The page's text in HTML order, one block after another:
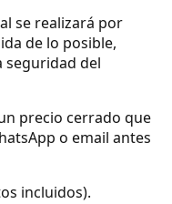
se realizará por
de lo posible,
seguridad del
precio cerrado que
o email antes
incluidos).